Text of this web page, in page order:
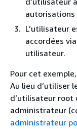
autorisations
L’utilisateur
accordées
utilisateur.
Pour cet
Au lieu d’utiliser
d’utilisateur root
administrateur
administrateur